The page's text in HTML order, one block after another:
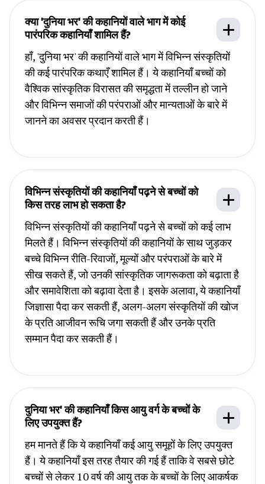
क्या 'दुनिया भर' की कहानियों वाले भाग में कोई
पारंपरिक कहानियाँ शामिल हैं?
हाँ, 'दुनिया भर' की कहानियों वाले भाग में विभिन्न संस्कृतियों
की कई पारंपरिक कथाएँ शामिल हैं। ये कहानियाँ बच्चों को
वैश्विक सांस्कृतिक विरासत की समृद्धता में तल्लीन हो जाने
और विभिन्न समाजों की परंपराओं और मान्यताओं के बारे में
जानने का अवसर प्रदान करती हैं।
विभिन्न संस्कृतियों की कहानियाँ पढ़ने से बच्चों को
किस तरह लाभ हो सकता है?
विभिन्न संस्कृतियों की कहानियाँ पढ़ने से बच्चों को कई लाभ
मिलते हैं। विभिन्न संस्कृतियों की कहानियों के साथ जुड़कर
बच्चे विभिन्न रीति-रिवाजों, मूल्यों और परंपराओं के बारे में
सीख सकते हैं, जो उनकी सांस्कृतिक जागरूकता को बढ़ाता है
और समावेशिता को बढ़ावा देता है। इसके अलावा, ये कहानियाँ
जिज्ञासा पैदा कर सकती हैं, अलग-अलग संस्कृतियों की खोज
के प्रति आजीवन रूचि जगा सकती हैं और उनके प्रति
सम्मान पैदा कर सकती हैं।
दुनिया भर' की कहानियाँ किस आयु वर्ग के बच्चों के
लिए उपयुक्त हैं?
हम मानते हैं कि ये कहानियाँ कई आयु समूहों के लिए उपयुक्त
हैं। ये कहानियाँ इस तरह तैयार की गई हैं ताकि वे सबसे छोटे
बच्चों से लेकर 10 वर्ष की आयु तक के बच्चों के लिए आकर्षक